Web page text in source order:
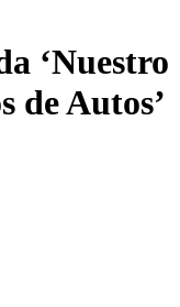
‘Nuestro
de Autos’